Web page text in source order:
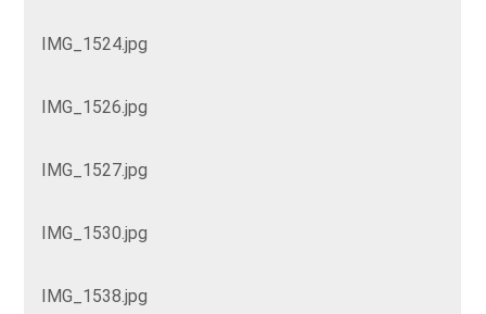
IMG_1524.jpg
IMG_1526.jpg
IMG_1527.jpg
IMG_1530.jpg
IMG_1538.jpg